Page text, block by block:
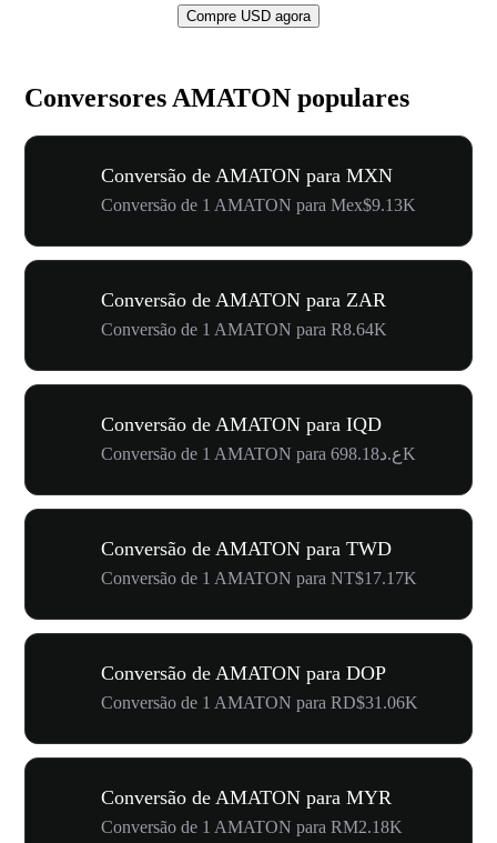
Compre USD agora
Conversores AMATON populares
Conversão de AMATON para MXN
Conversão de 1 AMATON para Mex$9.13K
Conversão de AMATON para ZAR
Conversão de 1 AMATON para R8.64K
Conversão de AMATON para IQD
Conversão de 1 AMATON para ع.د698.18K
Conversão de AMATON para TWD
Conversão de 1 AMATON para NT$17.17K
Conversão de AMATON para DOP
Conversão de 1 AMATON para RD$31.06K
Conversão de AMATON para MYR
Conversão de 1 AMATON para RM2.18K